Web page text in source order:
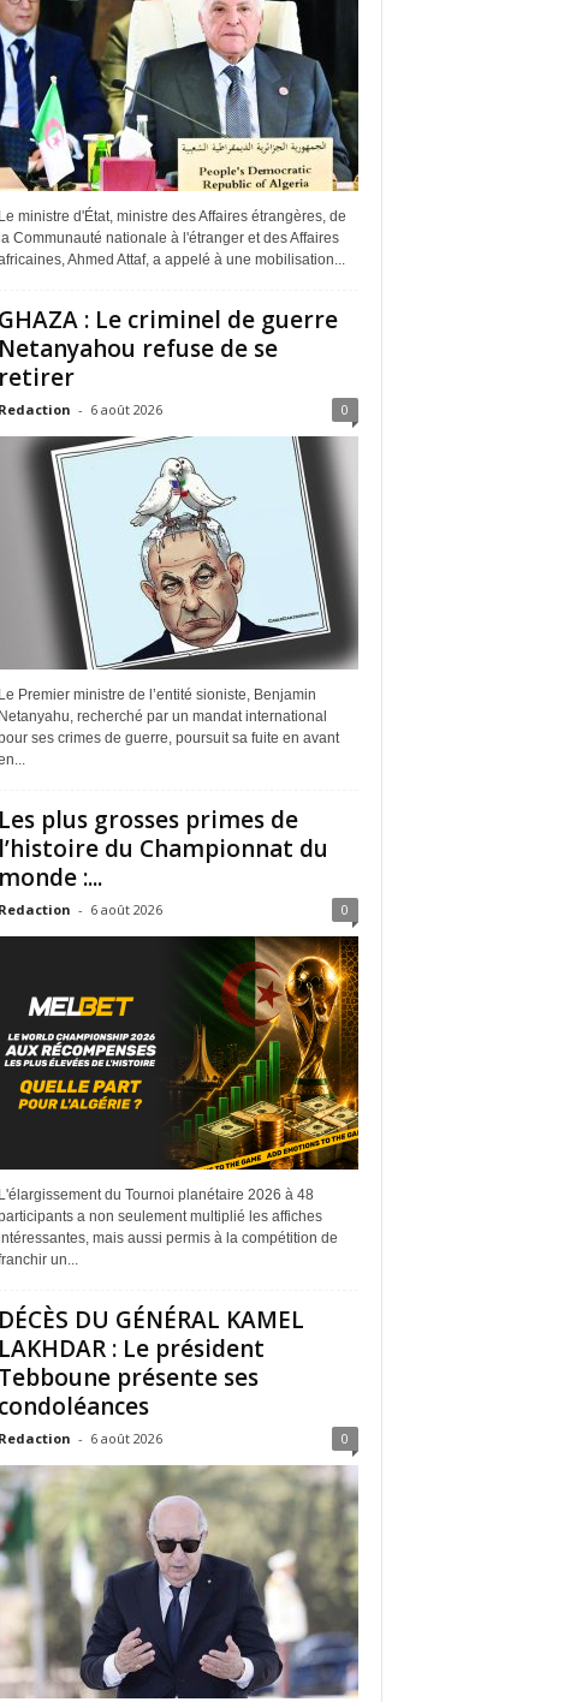
Le ministre d'État, ministre des Affaires étrangères, de
la Communauté nationale à l'étranger et des Affaires
Ahmed Attaf, a appelé à une mobilisation...
GHAZA : Le criminel de guerre
Netanyahou refuse de se
retirer
Redaction - 6 août 2026 0
Le Premier ministre de l’entité sioniste, Benjamin
Netanyahu, recherché par un mandat international
ses crimes de guerre, poursuit sa fuite en avant
Les plus grosses primes de
l’histoire du Championnat du
monde :...
Redaction - 6 août 2026 0
L'élargissement du Tournoi planétaire 2026 à 48
a non seulement multiplié les affiches
mais aussi permis à la compétition de
un...
DÉCÈS DU GÉNÉRAL KAMEL
LAKHDAR : Le président
Tebboune présente ses
condoléances
Redaction - 6 août 2026 0